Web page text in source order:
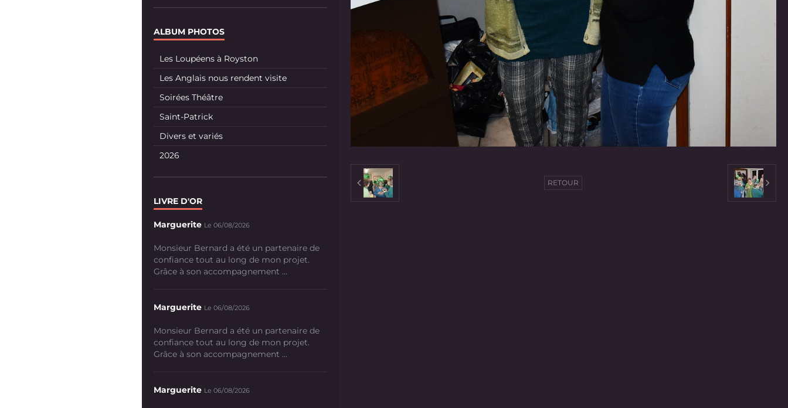
RETOUR
ALBUM PHOTOS
Les Loupéens à Royston
Les Anglais nous rendent visite
Soirées Théâtre
Saint-Patrick
Divers et variés
2026
LIVRE D'OR
Marguerite Le 06/08/2026
Monsieur Bernard a été un partenaire de
confiance tout au long de mon projet.
Grâce à son accompagnement ...
Marguerite Le 06/08/2026
Monsieur Bernard a été un partenaire de
confiance tout au long de mon projet.
Grâce à son accompagnement ...
Marguerite Le 06/08/2026